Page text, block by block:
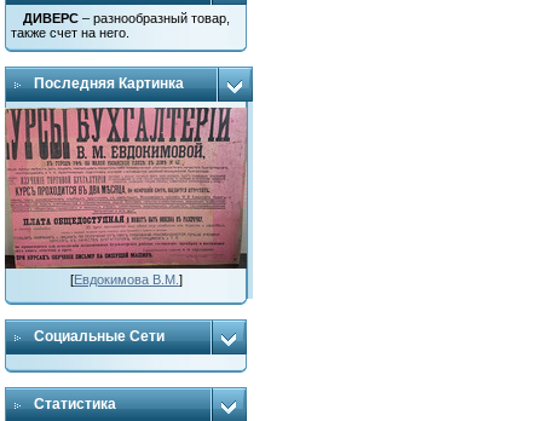
ДИВЕРС – разнообразный товар,
также счет на него.
Последняя Картинка
[Евдокимова В.М. ]
Социальные Сети
Статистика